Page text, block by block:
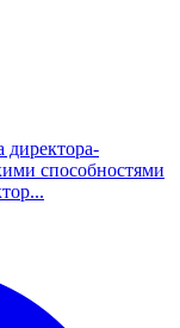
директора-
способностями